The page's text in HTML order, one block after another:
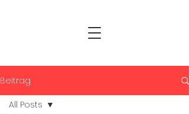
Beitrag
All Posts